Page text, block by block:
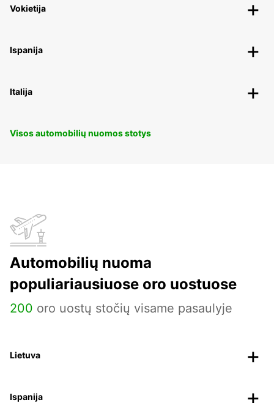
Vokietija
Ispanija
Italija
Visos automobilių nuomos stotys
Automobilių nuoma
populiariausiuose oro uostuose
200 oro uostų stočių visame pasaulyje
Lietuva
Ispanija